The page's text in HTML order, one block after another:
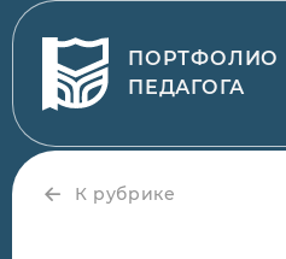
ПОРТФОЛИО
ПЕДАГОГА
К рубрике